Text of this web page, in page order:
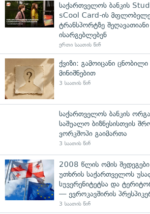
საქართველოს ბანკის
sCool Card-ის
ტრანსპორტზე
ისარგებლებენ
ერთი საათის წინ
ქვიზი: გამოიცანი
მინიშნებით
3 საათის წინ
საქართველოს ბანკის
საშუალო ბიზნესისთვის
ვორკშოპი გაიმართა
3 საათის წინ
2008 წლის ომის
უთხრის საქართველოს
სუვერენიტეტსა და
— ევროკავშირის
3 საათის წინ